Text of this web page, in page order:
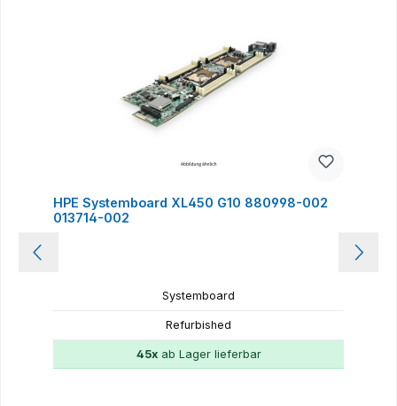
HPE Systemboard XL450 G10 880998-002
013714-002
Systemboard
Refurbished
45xab Lager lieferbar